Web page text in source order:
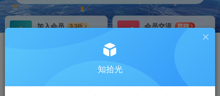
加入会员
3.3折
会员交流
群聊
知拾光